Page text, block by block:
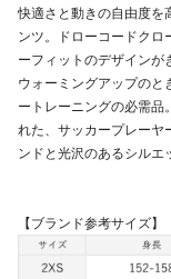
快適さと動きの自由度を
ンツ。ドローコードクロ
ーフィットのデザインが
ウォーミングアップのと
ートレーニングの必需品
れた、サッカープレーヤ
ンドと光沢のあるシルエ
【ブランド参考サイズ】